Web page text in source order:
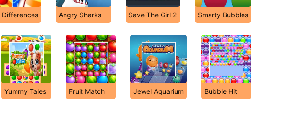
Differences Angry Sharks Save The Girl 2 Smarty Bubbles
Yummy Tales Fruit Match Jewel Aquarium Bubble Hit